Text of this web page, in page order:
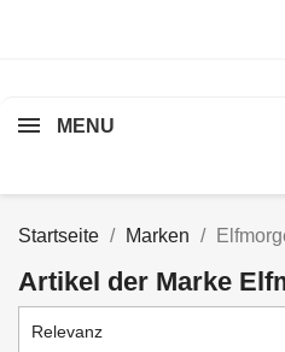
MENU
Startseite Marken
Artikel der Marke
Relevanz